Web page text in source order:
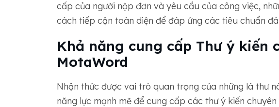
cấp của người nộp đơn và yêu cầu của công việc,
cách tiếp cận toàn diện để đáp ứng các tiêu chuẩn
Khả năng cung cấp Thư ý kiến
MotaWord
Nhận thức được vai trò quan trọng của những lá thư
năng lực mạnh mẽ để cung cấp các thư ý kiến